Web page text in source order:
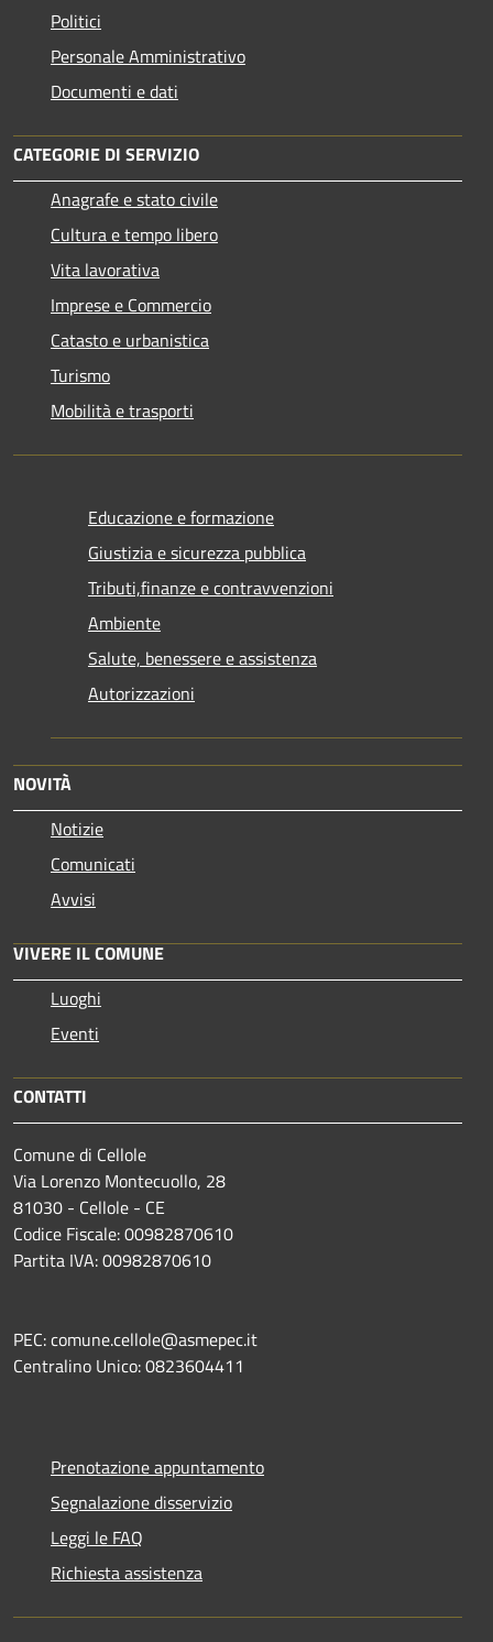
Politici
Personale Amministrativo
Documenti e dati
CATEGORIE DI SERVIZIO
Anagrafe e stato civile
Cultura e tempo libero
Vita lavorativa
Imprese e Commercio
Catasto e urbanistica
Turismo
Mobilità e trasporti
Educazione e formazione
Giustizia e sicurezza pubblica
Tributi,finanze e contravvenzioni
Ambiente
Salute, benessere e assistenza
Autorizzazioni
NOVITÀ
Notizie
Comunicati
Avvisi
VIVERE IL COMUNE
Luoghi
Eventi
CONTATTI
Comune di Cellole
Via Lorenzo Montecuollo, 28
81030 - Cellole - CE
Codice Fiscale: 00982870610
Partita IVA: 00982870610
PEC: comune.cellole@asmepec.it
Centralino Unico: 0823604411
Prenotazione appuntamento
Segnalazione disservizio
Leggi le FAQ
Richiesta assistenza